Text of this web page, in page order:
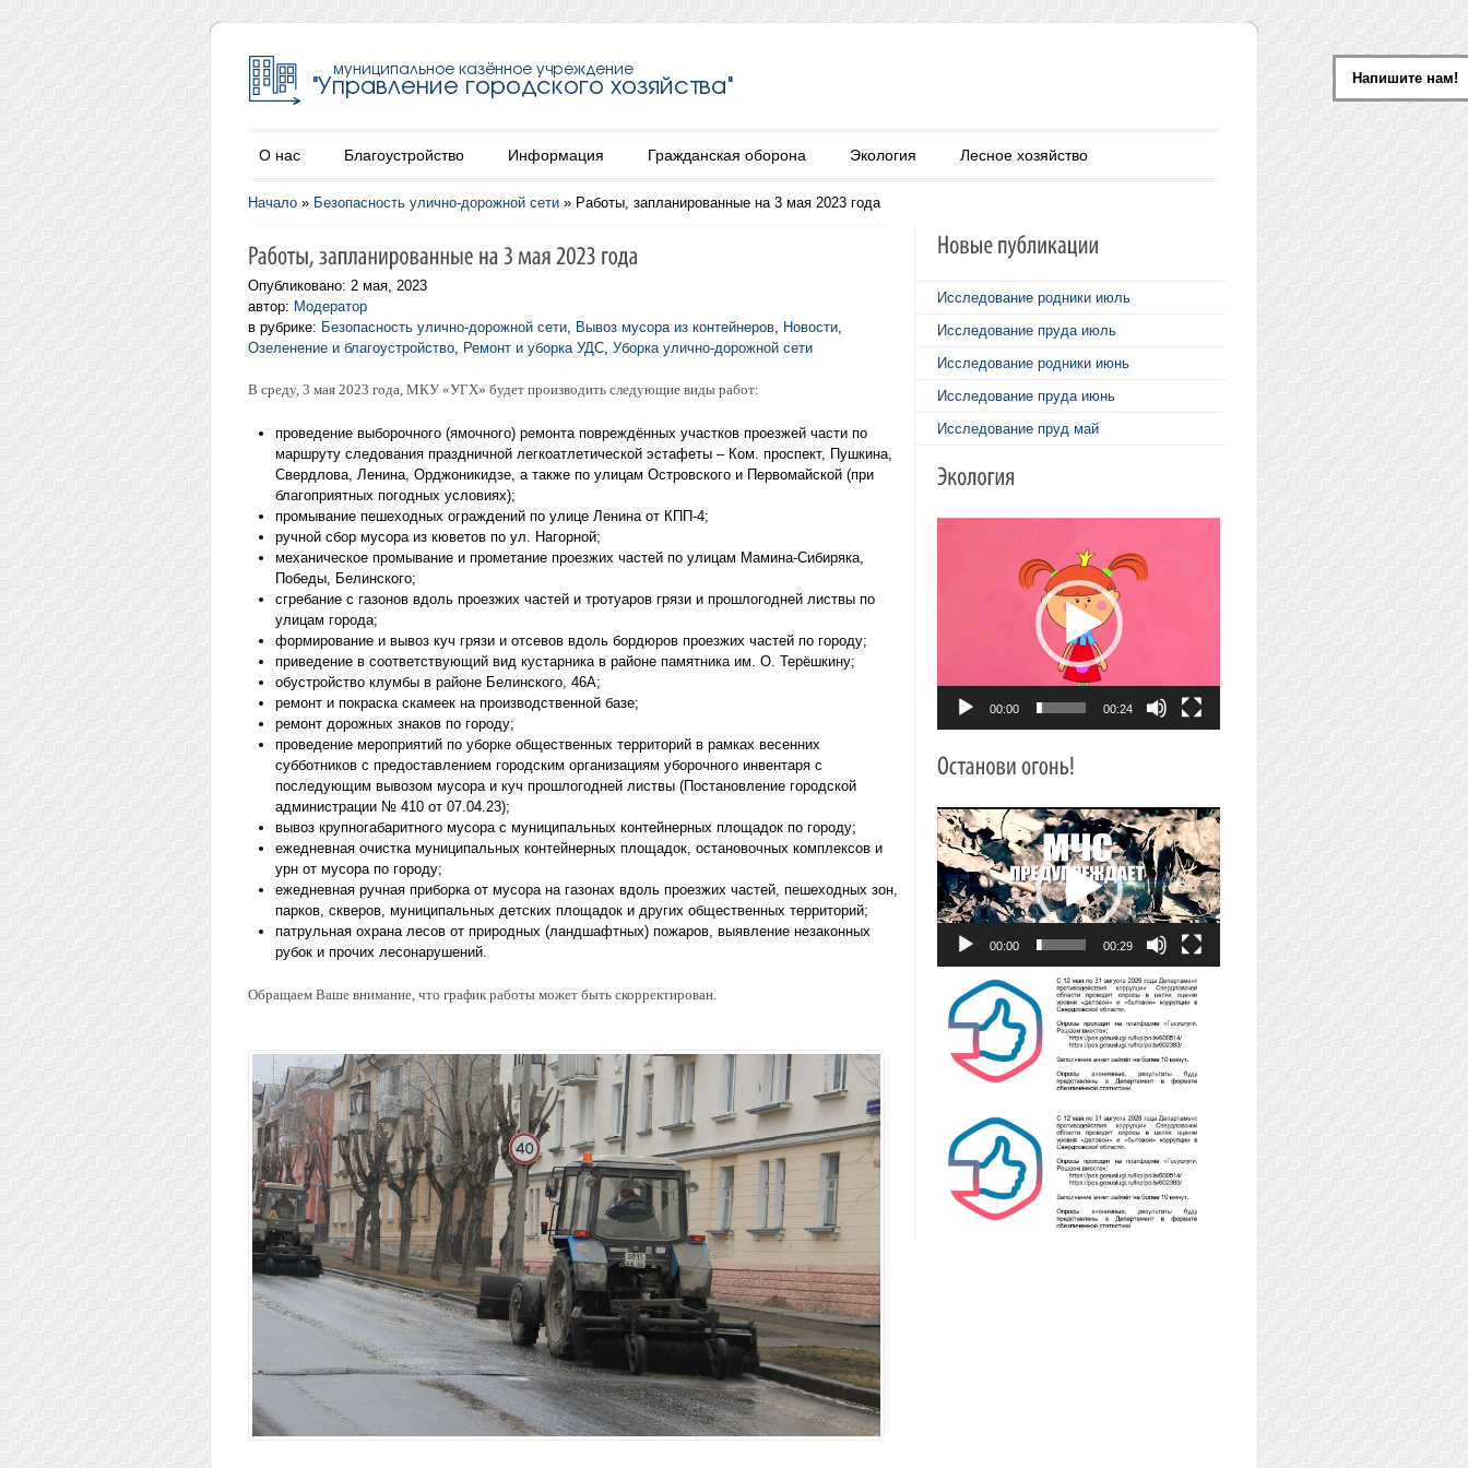
О нас Благоустройство Информация Гражданская оборона Экология Лесное хозяйство
Начало » Безопасность улично-дорожной сети » Работы, запланированные на 3 мая 2023 года
Опубликовано: 2 мая, 2023
автор: Модератор
в рубрике: Безопасность улично-дорожной сети, Вывоз мусора из контейнеров, Новости,
Озеленение и благоустройство, Ремонт и уборка УДС, Уборка улично-дорожной сети
В среду, 3 мая 2023 года, МКУ «УГХ» будет производить следующие виды работ:
проведение выборочного (ямочного) ремонта повреждённых участков проезжей части по
маршруту следования праздничной легкоатлетической эстафеты – Ком. проспект, Пушкина,
Свердлова, Ленина, Орджоникидзе, а также по улицам Островского и Первомайской (при
благоприятных погодных условиях);
промывание пешеходных ограждений по улице Ленина от КПП-4;
ручной сбор мусора из кюветов по ул. Нагорной;
механическое промывание и прометание проезжих частей по улицам Мамина-Сибиряка,
Победы, Белинского;
сгребание с газонов вдоль проезжих частей и тротуаров грязи и прошлогодней листвы по
улицам города;
формирование и вывоз куч грязи и отсевов вдоль бордюров проезжих частей по городу;
приведение в соответствующий вид кустарника в районе памятника им. О. Терёшкину;
обустройство клумбы в районе Белинского, 46А;
ремонт и покраска скамеек на производственной базе;
ремонт дорожных знаков по городу;
проведение мероприятий по уборке общественных территорий в рамках весенних
субботников с предоставлением городским организациям уборочного инвентаря с
последующим вывозом мусора и куч прошлогодней листвы (Постановление городской
администрации № 410 от 07.04.23);
вывоз крупногабаритного мусора с муниципальных контейнерных площадок по городу;
ежедневная очистка муниципальных контейнерных площадок, остановочных комплексов и
урн от мусора по городу;
ежедневная ручная приборка от мусора на газонах вдоль проезжих частей, пешеходных зон,
парков, скверов, муниципальных детских площадок и других общественных территорий;
патрульная охрана лесов от природных (ландшафтных) пожаров, выявление незаконных
рубок и прочих лесонарушений.
Обращаем Ваше внимание, что график работы может быть скорректирован.
Исследование родники июль
Исследование пруда июль
Исследование родники июнь
Исследование пруда июнь
Исследование пруд май
00:00 00:24
Видеоплеер
00:00 00:29
Напишите нам!